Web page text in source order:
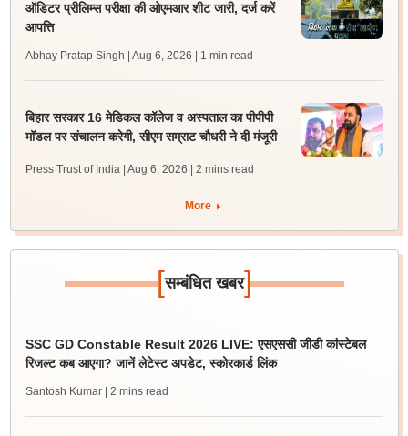
ऑडिटर प्रीलिम्स परीक्षा की ओएमआर शीट जारी, दर्ज करें
आपत्ति
Abhay Pratap Singh | Aug 6, 2026 | 1 min read
बिहार सरकार 16 मेडिकल कॉलेज व अस्पताल का पीपीपी
मॉडल पर संचालन करेगी, सीएम सम्राट चौधरी ने दी मंजूरी
Press Trust of India | Aug 6, 2026 | 2 mins read
More
[सम्बंधित खबर]
SSC GD Constable Result 2026 LIVE: एसएससी जीडी कांस्टेबल
रिजल्ट कब आएगा? जानें लेटेस्ट अपडेट, स्कोरकार्ड लिंक
Santosh Kumar | 2 mins read